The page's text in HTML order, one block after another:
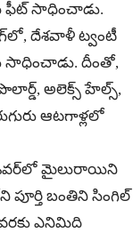
ఫీట్ సాధించాడు.
దేశవాళీ ట్వంటీ
సాధించాడు. దీంతో,
అలెక్స్ హేల్స్,
ఆటగాళ్లలో
ఓవర్‌లో మైలురాయిని
బంతిని సింగిల్
ఎనిమిది